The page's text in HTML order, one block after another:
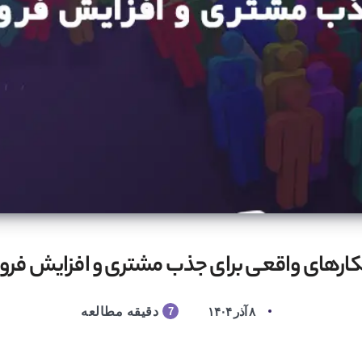
واقعی برای جذب مشتری و افزایش
۸ آذر ۱۴۰۴ 7 دقیقه مطالعه